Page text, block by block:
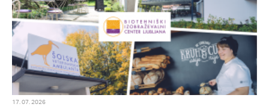
17. 07. 2026